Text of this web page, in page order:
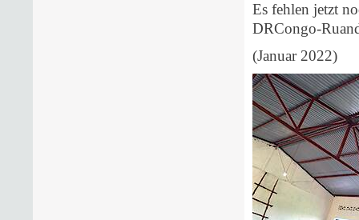
Es fehlen jetzt
DRCongo-
(Januar 2022)